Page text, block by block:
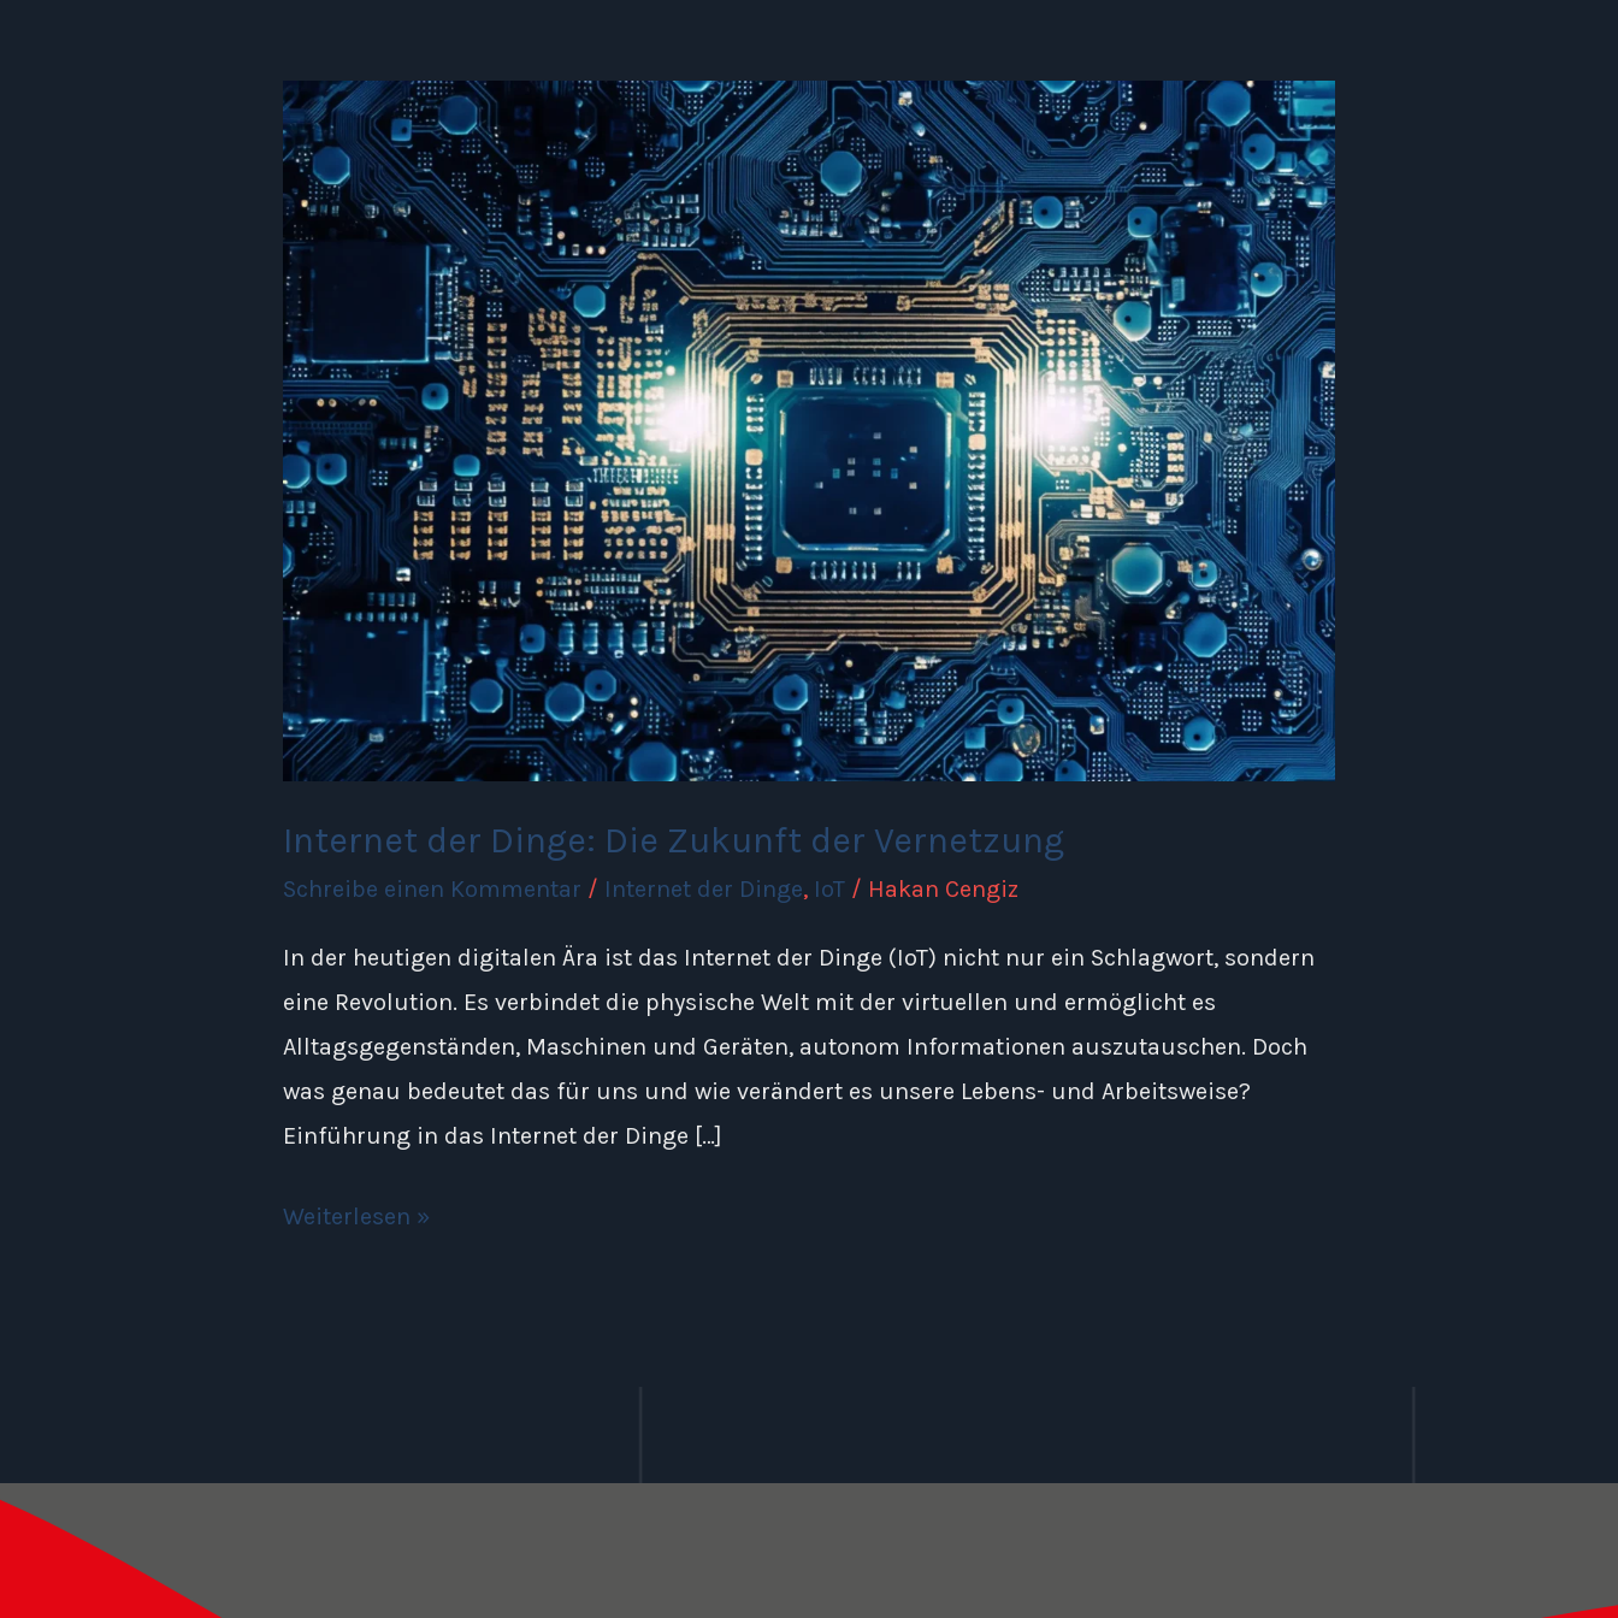
Internet der Dinge: Die Zukunft der Vernetzung
Schreibe einen Kommentar / Internet der Dinge, IoT / Hakan Cengiz
In der heutigen digitalen Ära ist das Internet der Dinge (IoT) nicht nur ein Schlagwort, sondern
eine Revolution. Es verbindet die physische Welt mit der virtuellen und ermöglicht es
Alltagsgegenständen, Maschinen und Geräten, autonom Informationen auszutauschen. Doch
was genau bedeutet das für uns und wie verändert es unsere Lebens- und Arbeitsweise?
Einführung in das Internet der Dinge […]
Internet
der
Dinge:
Die
Zukunft
der
Vernetzung
Weiterlesen »